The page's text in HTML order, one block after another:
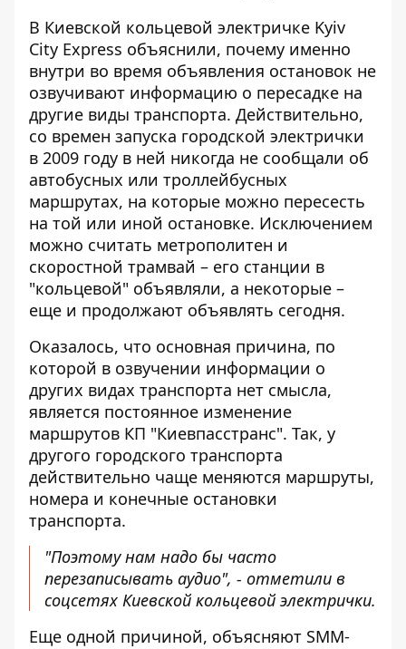
В Киевской кольцевой электричке Kyiv
City Express объяснили, почему именно
внутри во время объявления остановок не
озвучивают информацию о пересадке на
другие виды транспорта. Действительно,
со времен запуска городской электрички
в 2009 году в ней никогда не сообщали об
автобусных или троллейбусных
маршрутах, на которые можно пересесть
на той или иной остановке. Исключением
можно считать метрополитен и
скоростной трамвай – его станции в
"кольцевой" объявляли, а некоторые –
еще и продолжают объявлять сегодня.
Оказалось, что основная причина, по
которой в озвучении информации о
других видах транспорта нет смысла,
является постоянное изменение
маршрутов КП "Киевпасстранс". Так, у
другого городского транспорта
действительно чаще меняются маршруты,
номера и конечные остановки
транспорта.
"Поэтому нам надо бы часто
перезаписывать аудио", - отметили в
соцсетях Киевской кольцевой электрички.
Еще одной причиной, объясняют SMM-